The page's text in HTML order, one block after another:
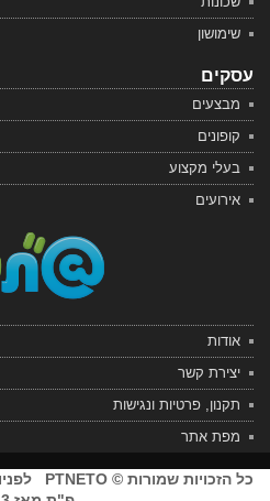
שימושון
עסקים
מבצעים
קופונים
בעלי מקצוע
אירועים
אודות
יצירת קשר
תקנון, פרטיות ונגישות
מפת אתר
כל הזכויות שמורות © PTNETO לפניות: